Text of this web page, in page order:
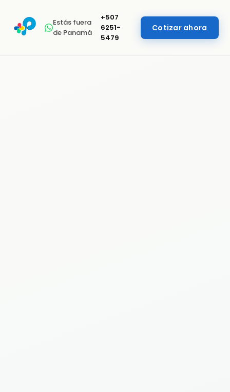
Estás fuera
de Panamá
+507
6251-
5479
Cotizar ahora